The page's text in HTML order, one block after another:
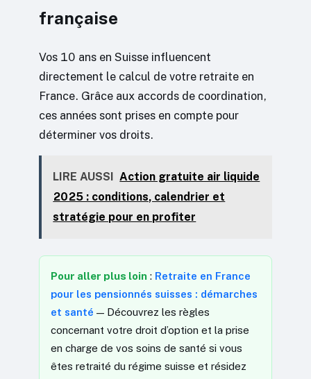
française
Vos 10 ans en Suisse influencent
directement le calcul de votre retraite en
France. Grâce aux accords de coordination,
ces années sont prises en compte pour
déterminer vos droits.
LIRE AUSSI
Action gratuite air liquide
2025 : conditions, calendrier et
stratégie pour en profiter
Pour aller plus loin : Retraite en France
pour les pensionnés suisses : démarches
et santé — Découvrez les règles
concernant votre droit d’option et la prise
en charge de vos soins de santé si vous
êtes retraité du régime suisse et résidez